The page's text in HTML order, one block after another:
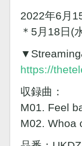
2022年6月
＊5月18日(
https://
収録曲：
M01. Feel
M02. Whoa